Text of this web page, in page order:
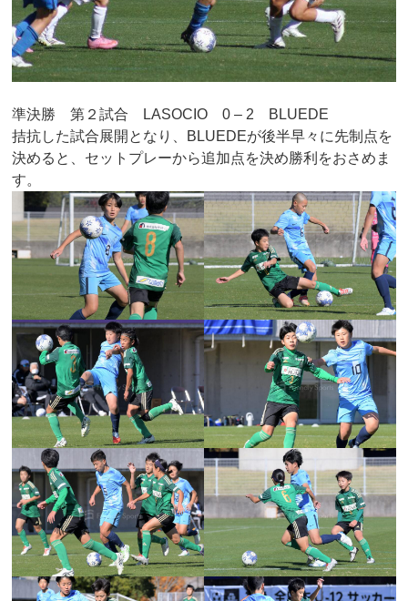
準決勝 第２試合 LASOCIO 0 – 2 BLUEDE
拮抗した試合展開となり、BLUEDEが後半早々に先制点を
決めると、セットプレーから追加点を決め勝利をおさめま
す。